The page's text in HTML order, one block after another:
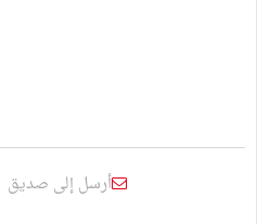
أرسل إلى صديق